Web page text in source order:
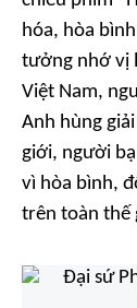
hóa, hòa
tưởng nhớ vị
Việt Nam,
Anh hùng
giới, người
vì hòa bình,
trên toàn thế